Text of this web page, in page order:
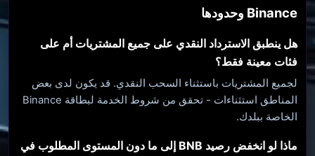
Binance وحدودها
هل ينطبق الاسترداد النقدي على جميع المشتريات أم على
فئات معينة فقط؟
لجميع المشتريات باستثناء السحب النقدي. قد يكون لدى بعض
المناطق استثناءات - تحقق من شروط الخدمة لبطاقة Binance
الخاصة ببلدك.
ماذا لو انخفض رصيد BNB إلى ما دون المستوى المطلوب في